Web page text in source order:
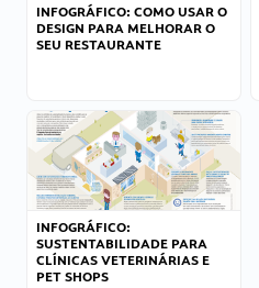
INFOGRÁFICO: COMO USAR O
DESIGN PARA MELHORAR O
SEU RESTAURANTE
INFOGRÁFICO:
SUSTENTABILIDADE PARA
CLÍNICAS VETERINÁRIAS E
PET SHOPS